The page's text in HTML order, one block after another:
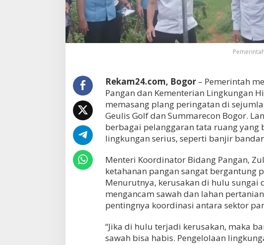
Rekam24.com, Bogor– Pemerintah
Pangan dan Kementerian Lingkungan
memasang plang peringatan di
Geulis Golf dan Summarecon Bogor.
berbagai pelanggaran tata ruang
lingkungan serius, seperti banjir
Menteri Koordinator Bidang Pangan,
ketahanan pangan sangat bergantung
Menurutnya, kerusakan di hulu
mengancam sawah dan lahan
pentingnya koordinasi antara sektor
“Jika di hulu terjadi kerusakan, maka
sawah bisa habis. Pengelolaan